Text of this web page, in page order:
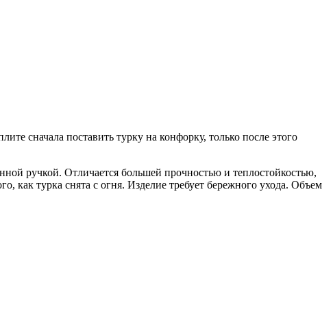
сначала поставить турку на конфорку, только после этого
ручкой. Отличается большей прочностью и теплостойкостью,
как турка снята с огня. Изделие требует бережного ухода. Объем